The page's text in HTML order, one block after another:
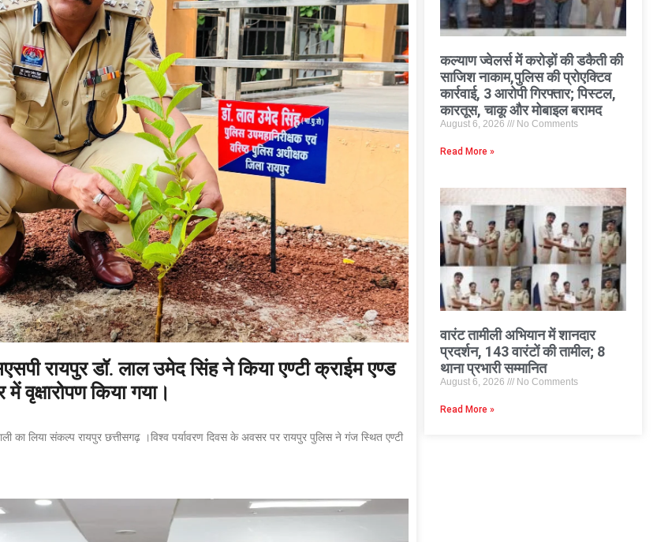
रायपुर डॉ. लाल उमेद सिंह ने किया एण्टी क्राईम एण्ड
वृक्षारोपण किया गया।
का लिया संकल्प रायपुर छत्तीसगढ़ ।विश्व पर्यावरण दिवस के अवसर पर रायपुर पुलिस ने गंज स्थित एण्टी
कल्याण ज्वेलर्स में करोड़ों की डकैती की
साजिश नाकाम,पुलिस की प्रोएक्टिव
कार्रवाई, 3 आरोपी गिरफ्तार; पिस्टल,
कारतूस, चाकू और मोबाइल बरामद
August 6, 2026 No Comments
Read More »
वारंट तामीली अभियान में शानदार
प्रदर्शन, 143 वारंटों की तामील; 8
थाना प्रभारी सम्मानित
August 6, 2026 No Comments
Read More »